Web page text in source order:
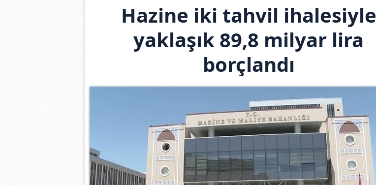
Hazine iki tahvil ihalesiyle
yaklaşık 89,8 milyar lira
borçlandı